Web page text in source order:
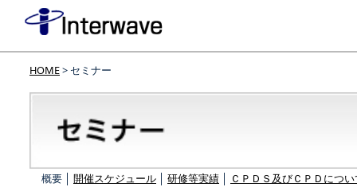
HOME> セミナー
概要 │ 開催スケジュール 研修等実績 ＣＰＤＳ及びＣＰＤにつ